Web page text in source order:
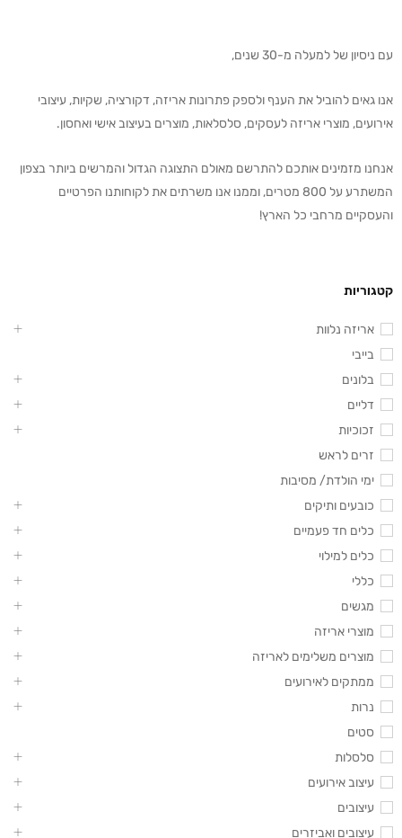
עם ניסיון של למעלה מ-30 שנים,
אנו גאים להוביל את הענף ולספק פתרונות אריזה, דקורציה, שקיות, עיצובי
אירועים, מוצרי אריזה לעסקים, סלסלאות, מוצרים בעיצוב אישי ואחסון.
אנחנו מזמינים אותכם להתרשם מאולם התצוגה הגדול והמרשים ביותר בצפון
המשתרע על 800 מטרים, וממנו אנו משרתים את לקוחותנו הפרטיים
והעסקיים מרחבי כל הארץ!
קטגוריות
אריזה נלוות
בייבי
בלונים
דליים
זכוכיות
זרים לראש
ימי הולדת/ מסיבות
כובעים ותיקים
כלים חד פעמיים
כלים למילוי
כללי
מגשים
מוצרי אריזה
מוצרים משלימים לאריזה
ממתקים לאירועים
נרות
סטים
סלסלות
עיצוב אירועים
עיצובים
עיצובים ואביזרים